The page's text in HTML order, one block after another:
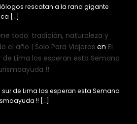
rescatan a la rana gigante
[…]
todo: tradición, naturaleza y
el año | Solo Para Viajeros en El
de Lima los esperan esta Semana
!!
sur de Lima los esperan esta Semana
!! […]